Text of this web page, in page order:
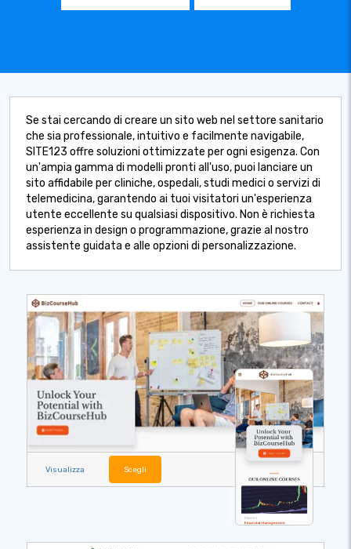
Se stai cercando di creare un sito web nel settore sanitario
che sia professionale, intuitivo e facilmente navigabile,
SITE123 offre soluzioni ottimizzate per ogni esigenza. Con
un'ampia gamma di modelli pronti all'uso, puoi lanciare un
sito affidabile per cliniche, ospedali, studi medici o servizi di
telemedicina, garantendo ai tuoi visitatori un'esperienza
utente eccellente su qualsiasi dispositivo. Non è richiesta
esperienza in design o programmazione, grazie al nostro
assistente guidata e alle opzioni di personalizzazione.
Visualizza Scegli